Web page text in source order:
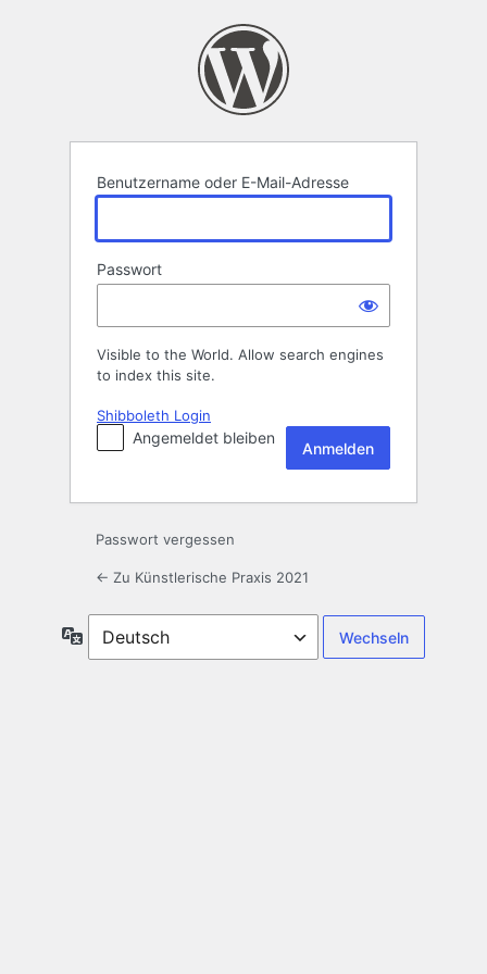
Benutzername oder E-Mail-Adresse
Passwort
Visible to the World. Allow search engines
to index this site.
Shibboleth Login
Angemeldet bleiben
Passwort vergessen
← Zu Künstlerische Praxis 2021
Sprache